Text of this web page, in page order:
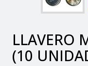
LLAVERO
(10